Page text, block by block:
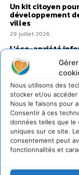
Nous utilisons des
stocker et/ou accéder
Nous le faisons pour
Consentir à ces
données telles que le
uniques sur ce site.
consentement peut
fonctionnalités et
Un kit citoyen
développement
villes
29 juillet 2026
L’éco-anxiété
28 juillet 2026
7 indicateurs
adaptées au
27 juillet 2026